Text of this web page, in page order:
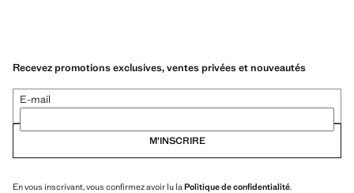
Recevez promotions exclusives, ventes privées et nouveautés
E-mail
M’INSCRIRE
En vous inscrivant, vous confirmez avoir lu la Politique de confidentialité.